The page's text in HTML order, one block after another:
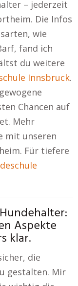
– jederzeit
Die Infos
wie
fand ich
du weitere
Innsbruck.
Chancen auf
Mehr
mit unseren
Für tiefere
Aspekte
klar.
die
gestalten. Mir